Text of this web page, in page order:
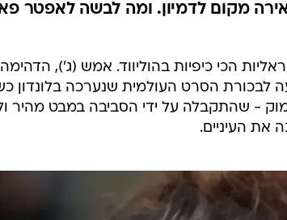
מקום לדמיון. ומה לבשה לאפטר
הכי כיפיות בהוליווד. אמש (ג'),
לבכורת הסרט העולמית שנערכה בלונדון
- שהתקבלה על ידי הסביבה במבט מהיר
את העיניים.